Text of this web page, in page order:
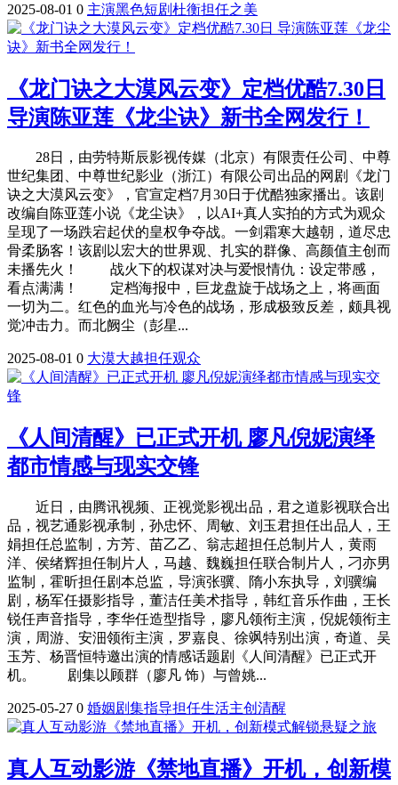
2025-08-01 0 主演黑色短剧杜衡担任之美
《龙门诀之大漠风云变》定档优酷7.30日
导演陈亚莲《龙尘诀》新书全网发行！
28日，由劳特斯辰影视传媒（北京）有限责任公司、中尊
世纪集团、中尊世纪影业（浙江）有限公司出品的网剧《龙门
诀之大漠风云变》，官宣定档7月30日于优酷独家播出。该剧
改编自陈亚莲小说《龙尘诀》，以AI+真人实拍的方式为观众
呈现了一场跌宕起伏的皇权争夺战。一剑霜寒大越朝，道尽忠
骨柔肠客！该剧以宏大的世界观、扎实的群像、高颜值主创而
未播先火！ 战火下的权谋对决与爱恨情仇：设定带感，
看点满满！ 定档海报中，巨龙盘旋于战场之上，将画面
一切为二。红色的血光与冷色的战场，形成极致反差，颇具视
觉冲击力。而北阙尘（彭星...
2025-08-01 0 大漠大越担任观众
《人间清醒》已正式开机 廖凡倪妮演绎
都市情感与现实交锋
近日，由腾讯视频、正视觉影视出品，君之道影视联合出
品，视艺通影视承制，孙忠怀、周敏、刘玉君担任出品人，王
娟担任总监制，方芳、苗乙乙、翁志超担任总制片人，黄雨
洋、侯绪辉担任制片人，马越、魏巍担任联合制片人，刁亦男
监制，霍昕担任剧本总监，导演张骥、隋小东执导，刘骥编
剧，杨军任摄影指导，董洁任美术指导，韩红音乐作曲，王长
锐任声音指导，李华任造型指导，廖凡领衔主演，倪妮领衔主
演，周游、安沺领衔主演，罗嘉良、徐飒特别出演，奇道、吴
玉芳、杨晋恒特邀出演的情感话题剧《人间清醒》已正式开
机。 剧集以顾群（廖凡 饰）与曾姚...
2025-05-27 0 婚姻剧集指导担任生活主创 清醒
真人互动影游《禁地直播》开机，创新模